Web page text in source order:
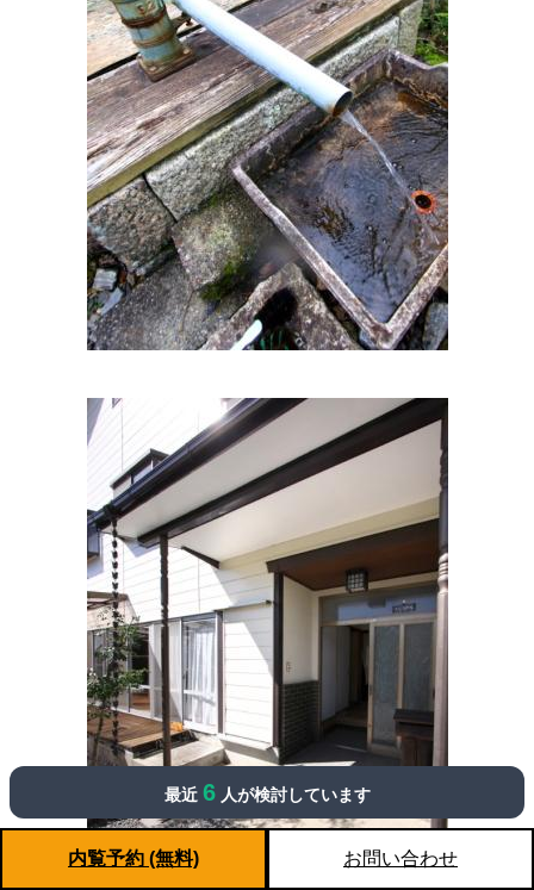
最近 6 人が検討しています
内覧予約 (無料) お問い合わせ